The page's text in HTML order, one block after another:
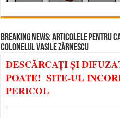
BREAKING NEWS: ARTICOLELE PENTRU
COLONELUL VASILE ZĂRNESCU
DESCĂRCAȚI ȘI
POATE! SITE-UL
PERICOL